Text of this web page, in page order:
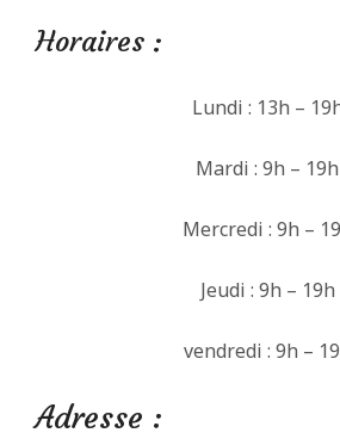
Horaires :
Lundi : 13h –
Mardi : 9h – 19h
Mercredi : 9h –
Jeudi : 9h – 19h
vendredi : 9h –
Adresse :